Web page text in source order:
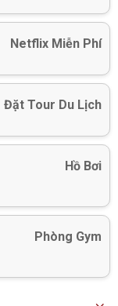
Netflix Miễn Phí
Đặt Tour Du Lịch
Hồ Bơi
Phòng Gym